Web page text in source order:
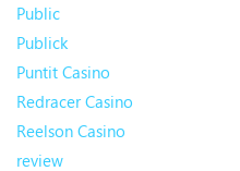
Public
Publick
Puntit Casino
Redracer Casino
Reelson Casino
review